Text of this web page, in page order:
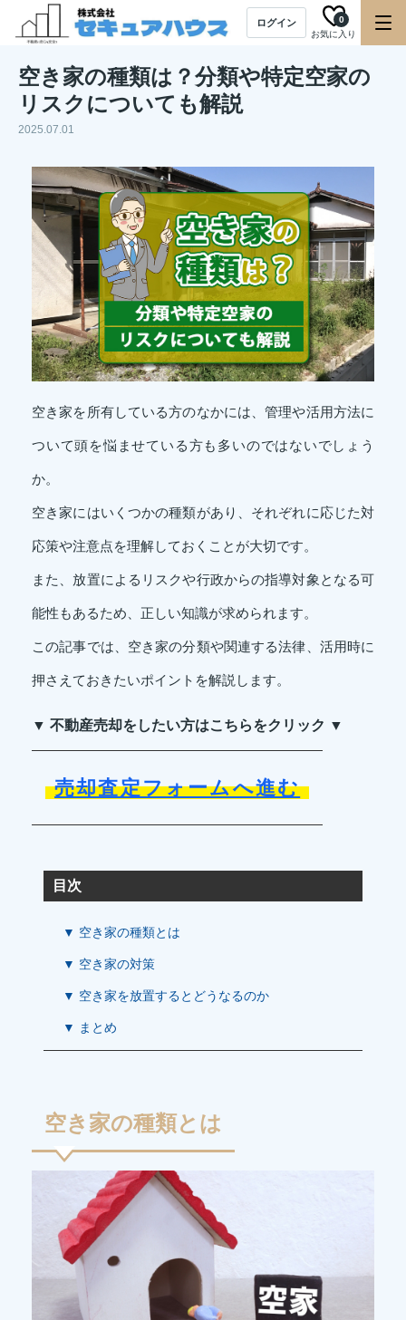
ログイン
お気に入り
0
空き家の種類は？分類や特定空家の
リスクについても解説
2025.07.01
空き家を所有している方のなかには、管理や活用方法に
ついて頭を悩ませている方も多いのではないでしょう
か。
空き家にはいくつかの種類があり、それぞれに応じた対
応策や注意点を理解しておくことが大切です。
また、放置によるリスクや行政からの指導対象となる可
能性もあるため、正しい知識が求められます。
この記事では、空き家の分類や関連する法律、活用時に
押さえておきたいポイントを解説します。
▼ 不動産売却をしたい方はこちらをクリック ▼
売却査定フォームへ進む
目次
▼ 空き家の種類とは
▼ 空き家の対策
▼ 空き家を放置するとどうなるのか
▼ まとめ
空き家の種類とは